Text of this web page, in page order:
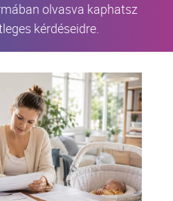
olvasva kaphatsz
kérdéseidre.